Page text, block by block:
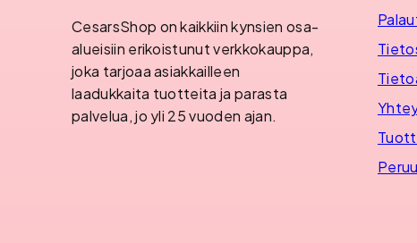
CesarsShop on kaikkiin kynsien osa-
alueisiin erikoistunut verkkokauppa,
joka tarjoaa asiakkailleen
laadukkaita tuotteita ja parasta
palvelua, jo yli 25 vuoden ajan.